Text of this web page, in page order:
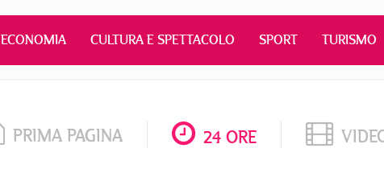
ECONOMIA CULTURA E SPETTACOLO SPORT TURISMO
PRIMA PAGINA 24 ORE